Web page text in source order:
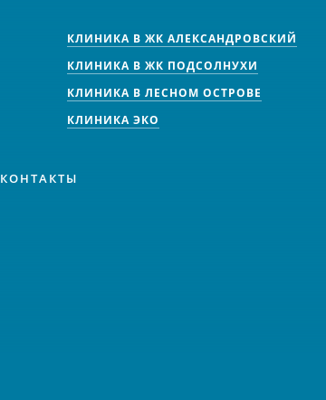
КЛИНИКА В ЖК АЛЕКСАНДРОВСКИЙ
КЛИНИКА В ЖК ПОДСОЛНУХИ
КЛИНИКА В ЛЕСНОМ ОСТРОВЕ
КЛИНИКА ЭКО
КОНТАКТЫ